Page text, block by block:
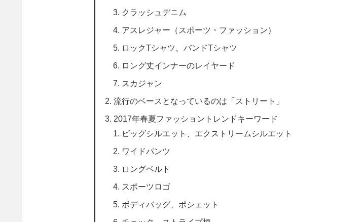
クラッシュデニム
アスレジャー（スポーツ・ファッション）
ロックTシャツ、バンドTシャツ
ロング丈インナーのレイヤード
スカジャン
流行のベースとなっているのは「ストリート」
2017年春夏ファッショントレンドキーワード
ビッグシルエット、エクストリームシルエット
ワイドパンツ
ロングベルト
スポーツロゴ
ボディバッグ、ポシェット